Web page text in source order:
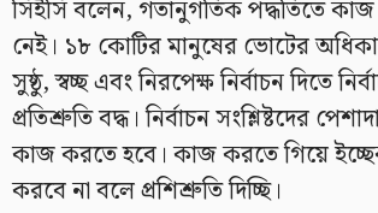
সিইসি বলেন, গতানুগতিক পদ্ধতিতে
নেই। ১৮ কোটির মানুষের ভোটের
সুষ্ঠু, স্বচ্ছ এবং নিরপেক্ষ নির্বাচন দিতে
প্রতিশ্রুতি বদ্ধ। নির্বাচন সংশ্লিষ্টদের
কাজ করতে হবে। কাজ করতে গিয়ে
করবে না বলে প্রশিশ্রুতি দিচ্ছি।